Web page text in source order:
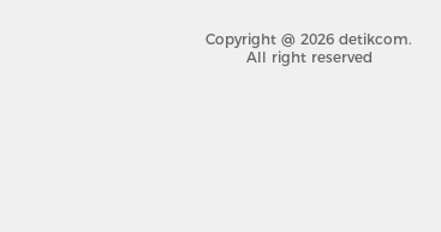
Copyright @ 2026 detikcom.
All right reserved